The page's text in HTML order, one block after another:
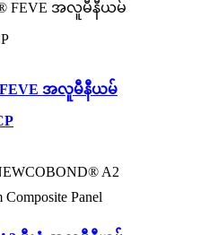
FEVE အလူမီနီယမ်